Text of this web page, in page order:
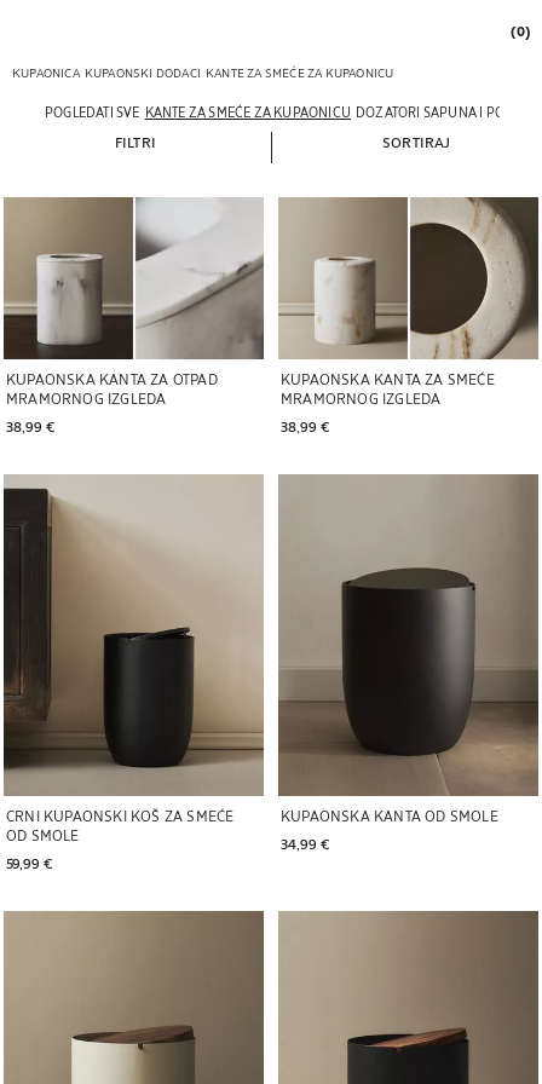
(0)
KUPAONICA KUPAONSKI DODACI KANTE ZA SMEĆE ZA KUPAONICU
POGLEDATI SVE KANTE ZA SMEĆE ZA KUPAONICU DOZATORI SAPUNA I
FILTRI SORTIRAJ
KUPAONSKA KANTA ZA OTPAD
MRAMORNOG IZGLEDA
38,99 €
KUPAONSKA KANTA ZA SMEĆE
MRAMORNOG IZGLEDA
38,99 €
CRNI KUPAONSKI KOŠ ZA SMEĆE
OD SMOLE
59,99 €
Slika promijenjena u 1 od 5
KUPAONSKA KANTA OD SMOLE
34,99 €
Slika promijenjena u 1 od 5
Slika promijenjena u 1 od 6 Slika promijenjena u 1 od 7